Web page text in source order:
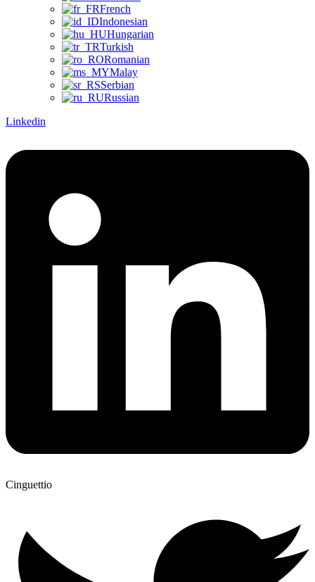
French
Indonesian
Hungarian
Turkish
Romanian
Malay
Serbian
Russian
Linkedin
Cinguettio